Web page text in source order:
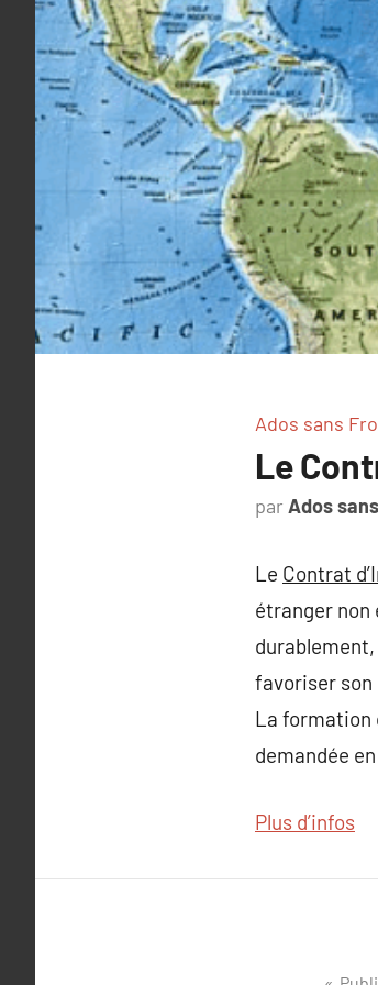
Ados sans
Le
par Ados
Le Contrat
étranger non
favoriser
La formation
demandée
Plus d’infos